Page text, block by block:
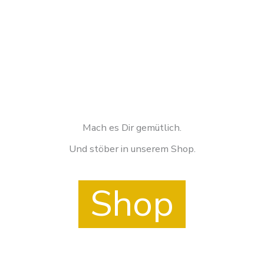
Mach es Dir gemütlich.
Und stöber in unserem Shop.
Shop